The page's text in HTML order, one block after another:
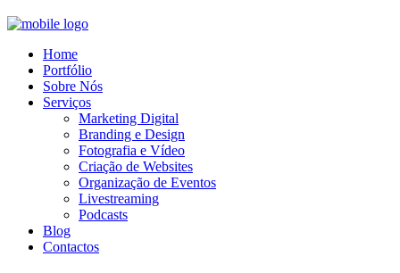
Home
Portfólio
Sobre Nós
Serviços
Marketing Digital
Branding e Design
Fotografia e Vídeo
Criação de Websites
Organização de Eventos
Livestreaming
Podcasts
Blog
Contactos